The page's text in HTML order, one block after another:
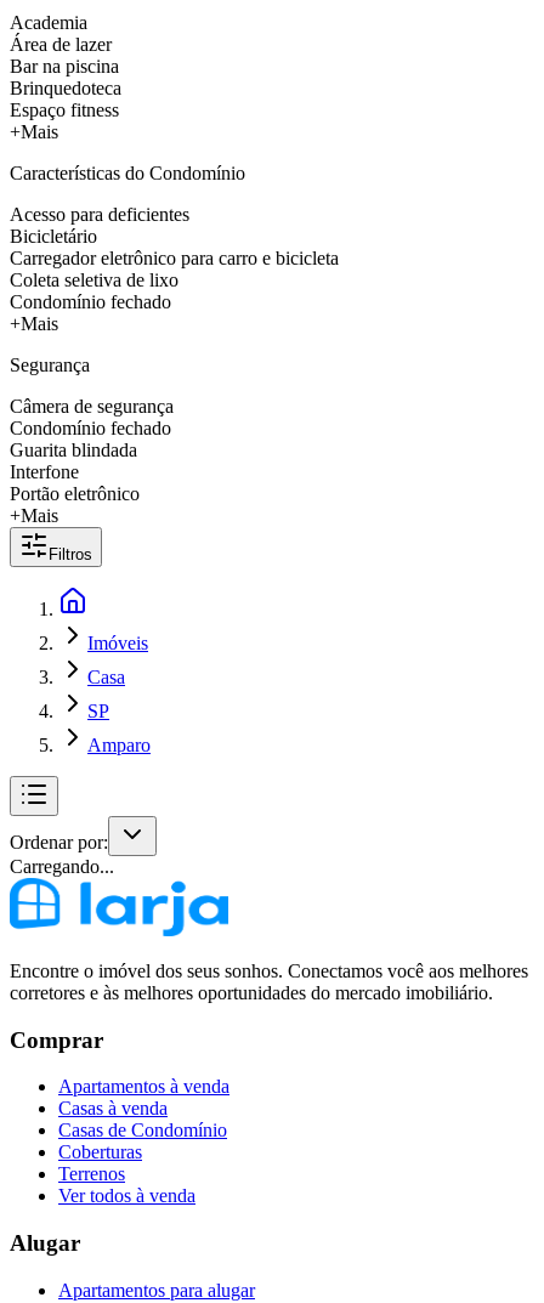
Academia
Área de lazer
Bar na piscina
Brinquedoteca
Espaço fitness
+Mais
Características do Condomínio
Acesso para deficientes
Bicicletário
Carregador eletrônico para carro e bicicleta
Coleta seletiva de lixo
Condomínio fechado
+Mais
Segurança
Câmera de segurança
Condomínio fechado
Guarita blindada
Interfone
Portão eletrônico
+Mais
Filtros
Imóveis
Casa
SP
Amparo
Ordenar por:
Carregando...
Encontre o imóvel dos seus sonhos. Conectamos você aos melhores
corretores e às melhores oportunidades do mercado imobiliário.
Comprar
Apartamentos à venda
Casas à venda
Casas de Condomínio
Coberturas
Terrenos
Ver todos à venda
Alugar
Apartamentos para alugar